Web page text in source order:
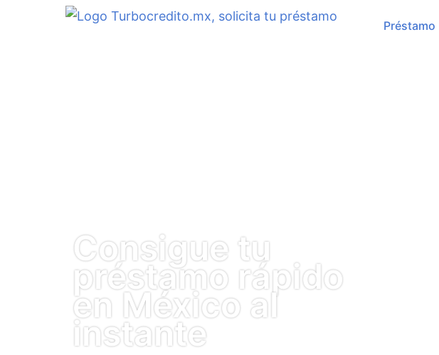
Préstamo
Consigue tu
préstamo rápido
en México al
instante